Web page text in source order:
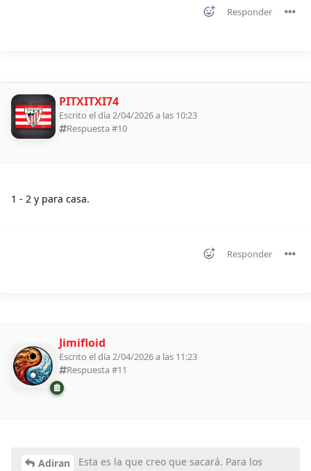
Responder
PITXITXI74
Escrito el día 2/04/2026 a las 10:23
Respuesta #10
1 - 2 y para casa.
Responder
Jimifloid
Escrito el día 2/04/2026 a las 11:23
Respuesta #11
Adiran
Esta es la que creo que sacará. Para los